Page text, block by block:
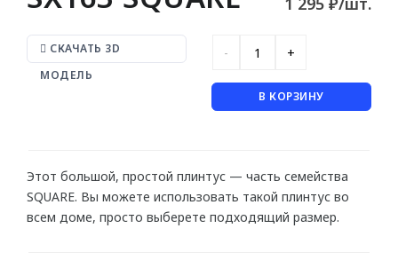
Накладные
Плоские
Для штор
Для натяжного потолка
ЮР. ЛИЦАМ И СТРОИТЕЛЯМ
КОНТАКТЫ
СКАЧАТЬ 3D
МОДЕЛЬ
В КОРЗИНУ
Этот большой, простой плинтус — часть семейства
SQUARE. Вы можете использовать такой плинтус во
всем доме, просто выберете подходящий размер.